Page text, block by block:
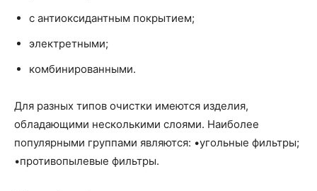
с антиоксидантным покрытием;
электретными;
комбинированными.
Для разных типов очистки имеются изделия,
обладающими несколькими слоями. Наиболее
популярными группами являются: •угольные фильтры;
•противопылевые фильтры.